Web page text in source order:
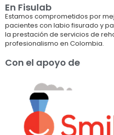
En Fisulab
Estamos comprometidos por
pacientes con labio fisurado y
la prestación de servicios de
profesionalismo en Colombia.
Con el apoyo de